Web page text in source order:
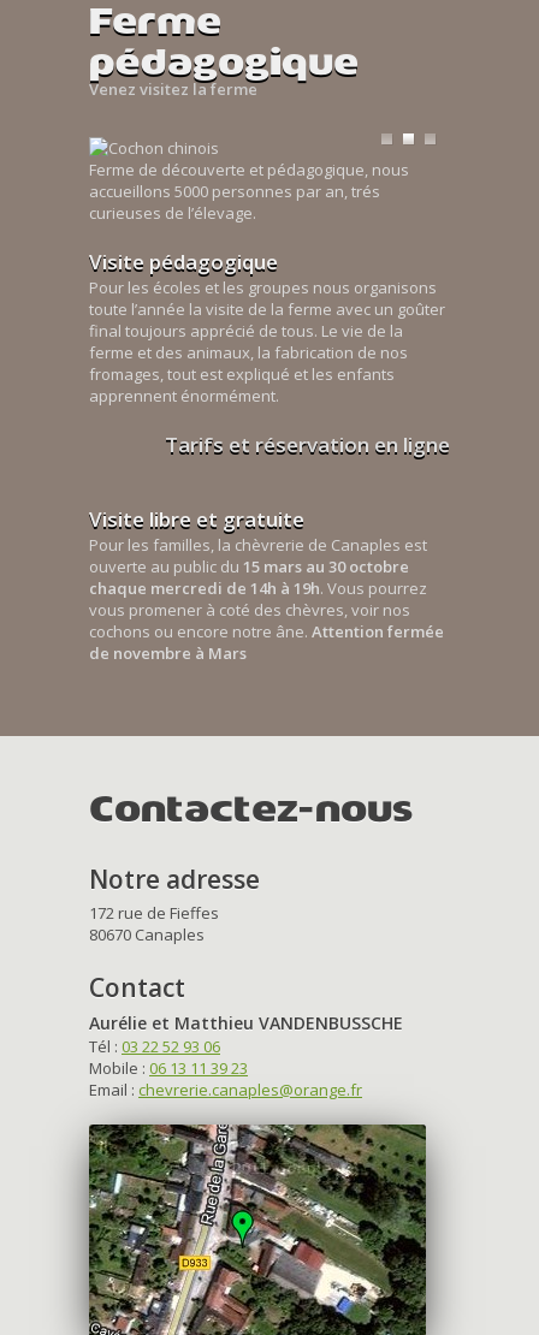
Ferme
pédagogique
Venez visitez la ferme
Ferme de découverte et pédagogique, nous
accueillons 5000 personnes par an, trés
curieuses de l’élevage.
Visite pédagogique
Pour les écoles et les groupes nous organisons
toute l’année la visite de la ferme avec un goûter
final toujours apprécié de tous. Le vie de la
ferme et des animaux, la fabrication de nos
fromages, tout est expliqué et les enfants
apprennent énormément.
Tarifs et réservation en ligne
Visite libre et gratuite
Pour les familles, la chèvrerie de Canaples est
ouverte au public du 15 mars au 30 octobre
chaque mercredi de 14h à 19h. Vous pourrez
vous promener à coté des chèvres, voir nos
cochons ou encore notre âne. Attention fermée
de novembre à Mars
Contactez-nous
Notre adresse
172 rue de Fieffes
80670 Canaples
Contact
Aurélie et Matthieu VANDENBUSSCHE
Tél : 03 22 52 93 06
Mobile : 06 13 11 39 23
Email : chevrerie.canaples@orange.fr